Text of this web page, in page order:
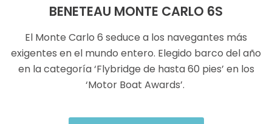
BENETEAU MONTE CARLO 6S
El Monte Carlo 6 seduce a los navegantes más
exigentes en el mundo entero. Elegido barco del año
en la categoría ‘Flybridge de hasta 60 pies’ en los
‘Motor Boat Awards’.